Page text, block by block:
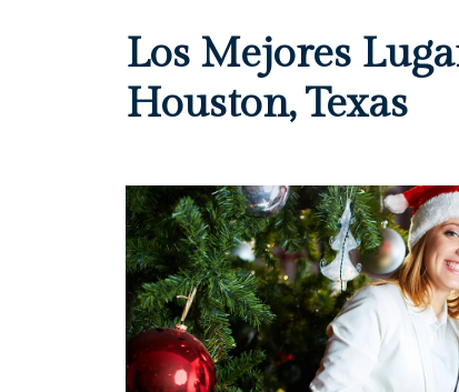
Los Mejores
Houston, Texas